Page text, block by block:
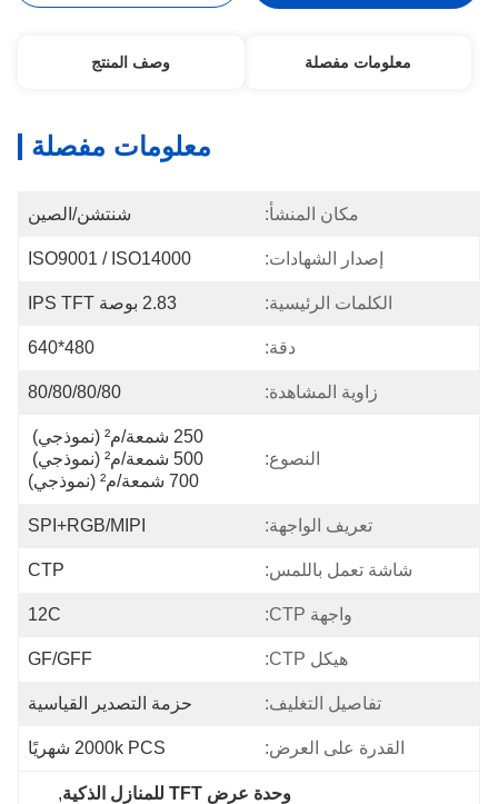
معلومات مفصلة وصف المنتج
معلومات مفصلة
مكان المنشأ: شنتشن/الصين
إصدار الشهادات: ISO9001 / ISO14000
الكلمات الرئيسية: 2.83 بوصة IPS TFT
دقة: 480*640
زاوية المشاهدة: 80/80/80/80
النصوع:
700 شمعة/م² (نموذجي)
تعريف الواجهة: SPI+RGB/MIPI
شاشة تعمل باللمس: CTP
واجهة CTP: 12C
هيكل CTP: GF/GFF
تفاصيل التغليف: حزمة التصدير القياسية
القدرة على العرض: 2000k PCS شهريًا
وحدة عرض TFT للمنازل الذكية
,